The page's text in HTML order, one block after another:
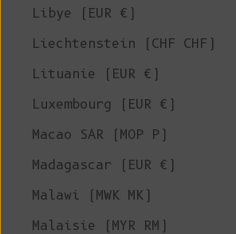
Libye (EUR €)
Liechtenstein (CHF CHF)
Lituanie (EUR €)
Luxembourg (EUR €)
Macao SAR (MOP P)
Madagascar (EUR €)
Malawi (MWK MK)
Malaisie (MYR RM)